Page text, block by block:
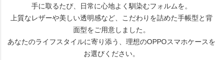
手に取るたび、日常に心地よく馴染むフォルムを。
上質なレザーや美しい透明感など、こだわりを詰めた手帳型と背
面型をご用意しました。
あなたのライフスタイルに寄り添う、理想のOPPOスマホケースを
お選びください。